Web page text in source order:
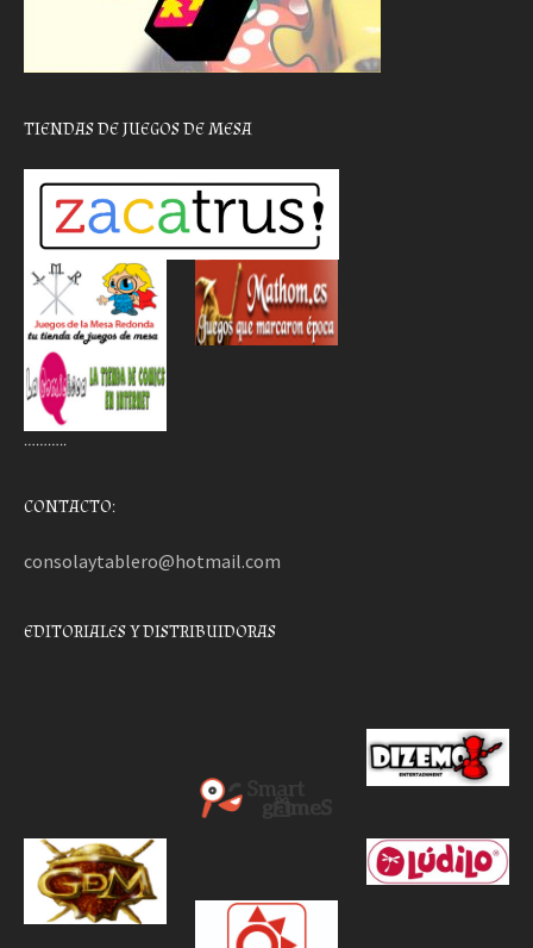
TIENDAS DE JUEGOS DE MESA
………..
CONTACTO:
consolaytablero@hotmail.com
EDITORIALES Y DISTRIBUIDORAS